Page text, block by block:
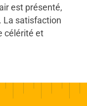
est présenté,
La satisfaction
célérité et